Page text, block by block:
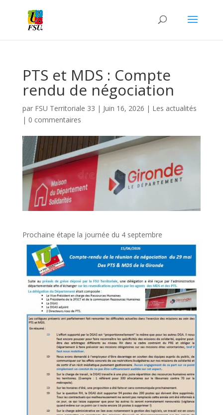
PTS et MDS : Compte
rendu de négociation
par FSU Territoriale 33 | Juin 16, 2026 | Les actualités
| 0 commentaires
Prochaine étape la journée du 4 septembre